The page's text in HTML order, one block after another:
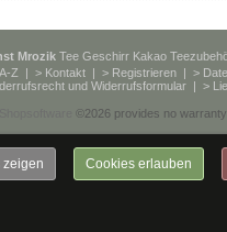
zeigen Cookies erlauben
Mrozik Tee Geschirr Kakao
Z | > Kontakt | > Registrieren | >
und Widerrufsformular | >
©2026 provides no